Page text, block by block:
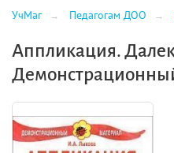
УчМаг Педагогам ДОО
Аппликация.